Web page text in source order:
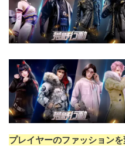
プレイヤーのファッション